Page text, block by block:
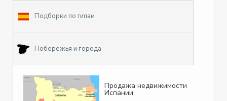
Подборки по типам
Побережья и города
Продажа недвижимости
Испании